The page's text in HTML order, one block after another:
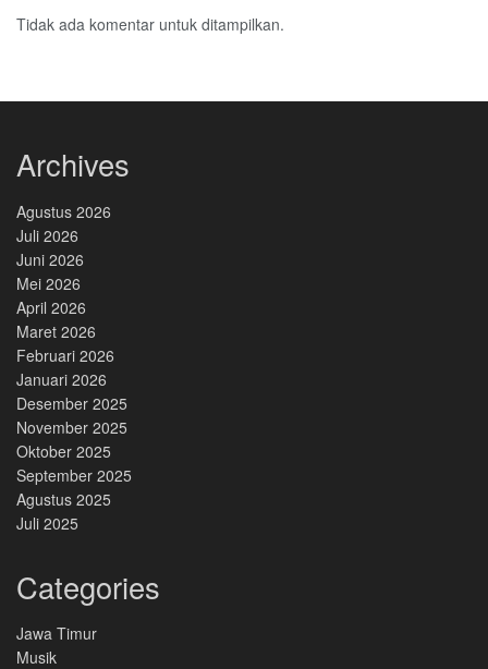
Tidak ada komentar untuk ditampilkan.
Archives
Agustus 2026
Juli 2026
Juni 2026
Mei 2026
April 2026
Maret 2026
Februari 2026
Januari 2026
Desember 2025
November 2025
Oktober 2025
September 2025
Agustus 2025
Juli 2025
Categories
Jawa Timur
Musik